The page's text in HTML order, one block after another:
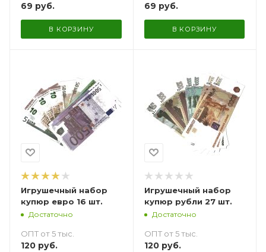
69 руб.
В КОРЗИНУ
69 руб.
В КОРЗИНУ
Игрушечный набор
купюр евро 16 шт.
Достаточно
ОПТ от 5 тыс.
120 руб.
Игрушечный набор
купюр рубли 27 шт.
Достаточно
ОПТ от 5 тыс.
120руб.